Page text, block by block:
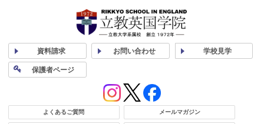
資料請求 お問い合わせ 学校見学
保護者ページ
よくあるご質問 メールマガジン